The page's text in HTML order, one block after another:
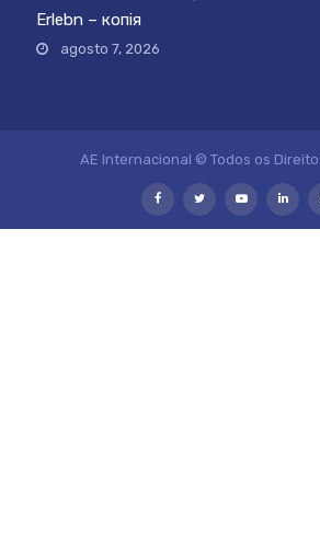
Erlebn – копія
agosto 7, 2026
AE Internacional © Todos os